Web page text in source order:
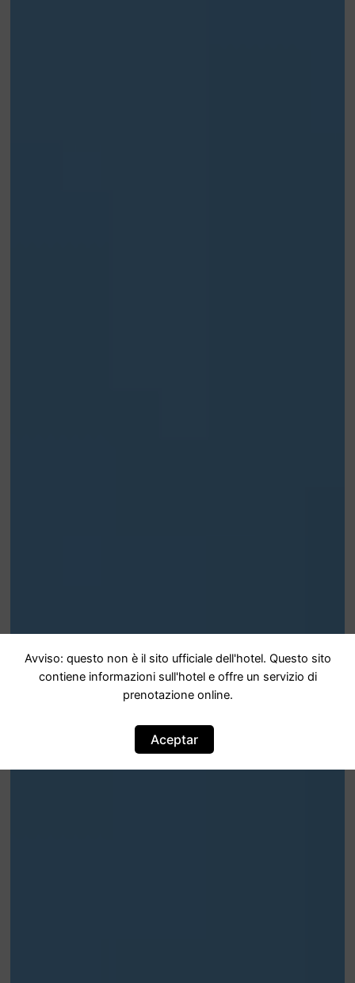
Avviso: questo non è il sito ufficiale dell'hotel. Questo sito
contiene informazioni sull'hotel e offre un servizio di
prenotazione online.
Aceptar